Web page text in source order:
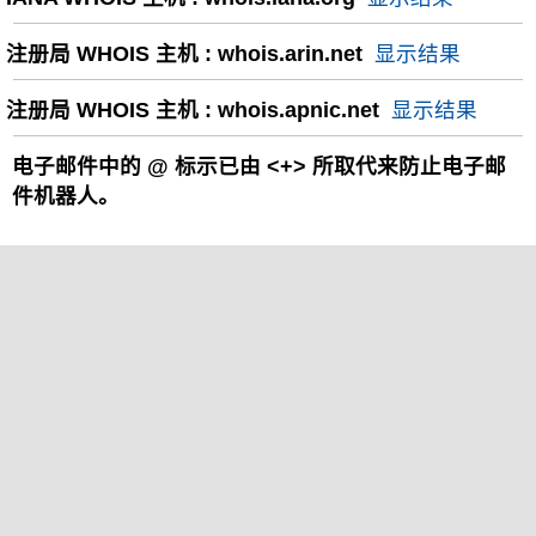
注册局 WHOIS 主机 : whois.arin.net 显示结果
注册局 WHOIS 主机 : whois.apnic.net 显示结果
电子邮件中的 @ 标示已由 <+> 所取代来防止电子邮
件机器人。